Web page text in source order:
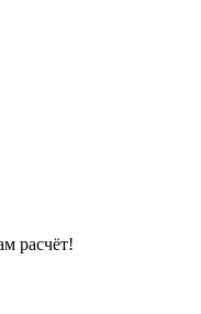
расчёт!